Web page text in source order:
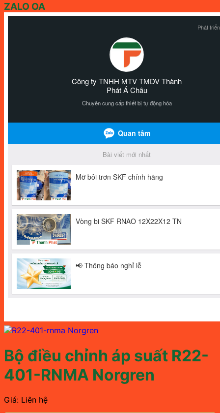
ZALO OA
Bộ điều chỉnh áp suất R22-
401-RNMA Norgren
Giá: Liên hệ